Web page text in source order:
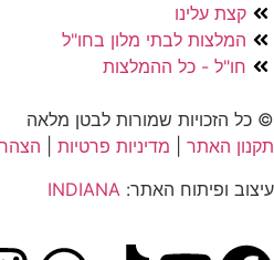
קצת עלינו
המלצות לבתי מלון בחו"ל
חו"ל - כל ההמלצות
© כל הזכויות שמורות לבטן מלאה
תקנון האתר
מדיניות פרטיות
עיצוב ופיתוח האתר: INDIANA